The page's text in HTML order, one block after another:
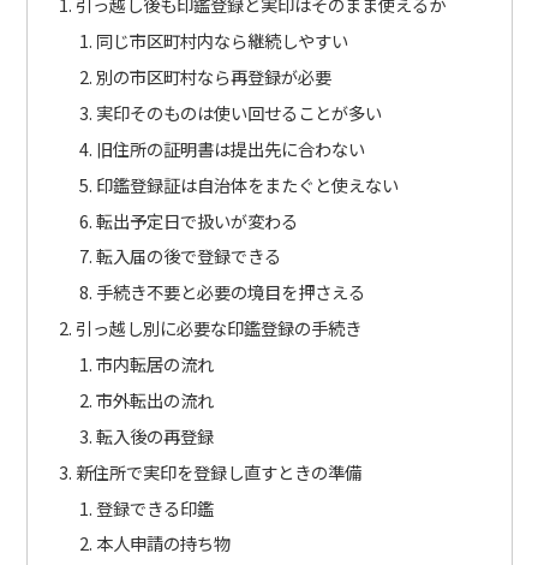
同じ市区町村内なら継続しやすい
別の市区町村なら再登録が必要
実印そのものは使い回せることが多い
旧住所の証明書は提出先に合わない
印鑑登録証は自治体をまたぐと使えない
転出予定日で扱いが変わる
転入届の後で登録できる
手続き不要と必要の境目を押さえる
引っ越し別に必要な印鑑登録の手続き
市内転居の流れ
市外転出の流れ
転入後の再登録
新住所で実印を登録し直すときの準備
登録できる印鑑
本人申請の持ち物